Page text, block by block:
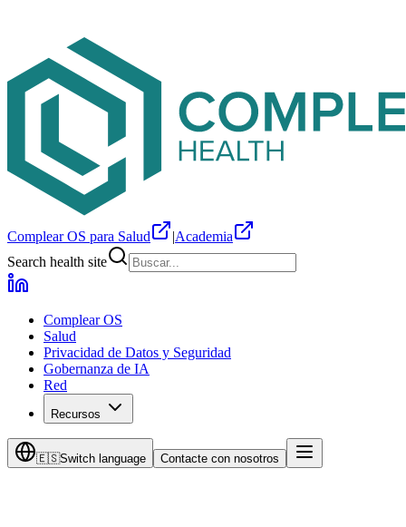
Complear OS para Salud |Academia
Search health site
Complear OS
Salud
Privacidad de Datos y Seguridad
Gobernanza de IA
Red
Recursos
🇪🇸Switch language Contacte con nosotros